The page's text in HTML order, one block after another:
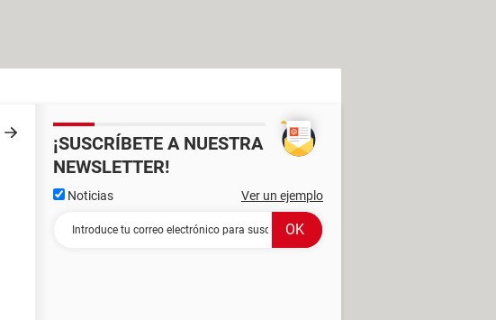
¡SUSCRÍBETE A NUESTRA
NEWSLETTER!
Noticias Ver un ejemplo